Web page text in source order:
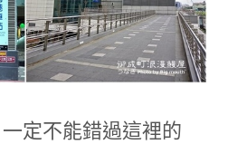
定不能錯過這裡的